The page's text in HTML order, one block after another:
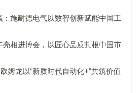
：施耐德电气以数智创新赋能中国工
相进博会，以匠心品质扎根中国市
姆龙以“新质时代自动化+”共筑价值